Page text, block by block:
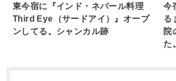
東今宿に『インド・ネパール料理
Third Eye（サードアイ）』オープ
ンしてる。シャンカル跡
今
る
院
た。